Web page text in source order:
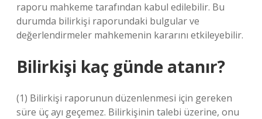
raporu mahkeme tarafından kabul edilebilir. Bu
durumda bilirkişi raporundaki bulgular ve
değerlendirmeler mahkemenin kararını etkileyebilir.
Bilirkişi kaç günde atanır?
(1) Bilirkişi raporunun düzenlenmesi için gereken
süre üç ayı geçemez. Bilirkişinin talebi üzerine, onu